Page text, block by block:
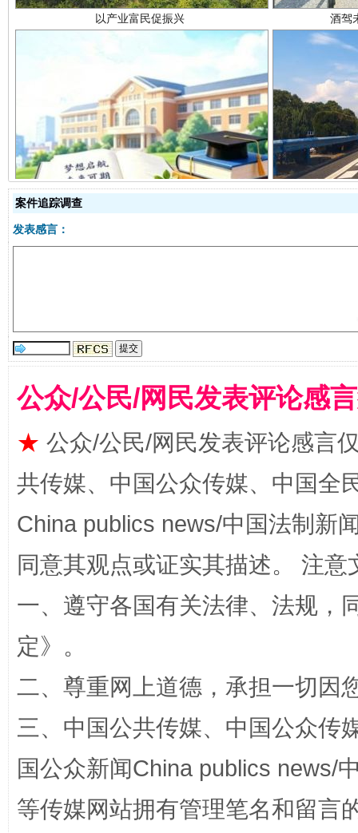
从幼儿园到大学，有这些资助 “
事关残疾人未来5年
规模最大的光氢储一体化项目 走
镜头丨大暑三秋近 山西：
案件追踪调查
发表感言：
公众/公民/网民发表评论感
★ 公众/公民/网民发表评论感言
共传媒、中国公众传媒、中国全
China publics news/中国法制新
同意其观点或证实其描述。 注
一、遵守各国有关法律、法规，
定》。
二、尊重网上道德，承担一切因
三、中国公共传媒、中国公众传
国公众新闻China publics news/
等传媒网站拥有管理笔名和留言